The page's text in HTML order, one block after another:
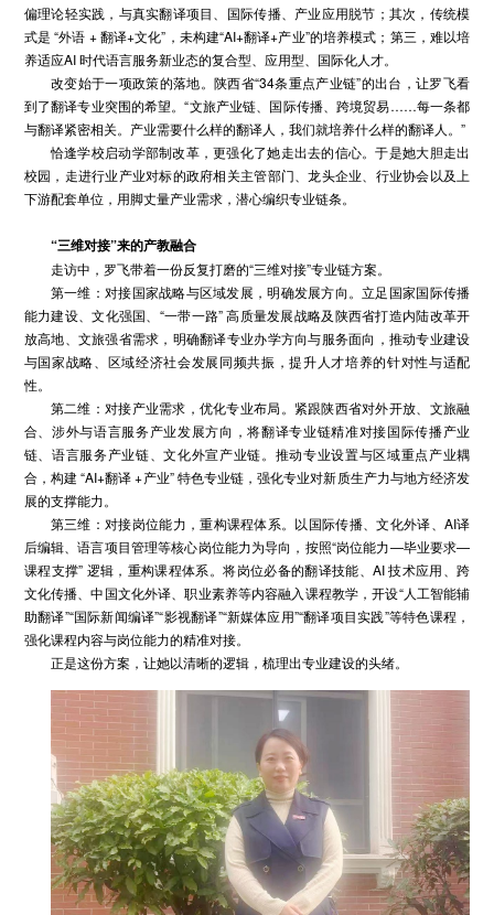
偏理论轻实践，与真实翻译项目、国际传播、产业应用脱节；其次，传统模
式是 “外语 + 翻译+文化”，未构建“AI+翻译+产业”的培养模式；第三，难以培
养适应AI 时代语言服务新业态的复合型、应用型、国际化人才。
改变始于一项政策的落地。陕西省“34条重点产业链”的出台，让罗飞看
到了翻译专业突围的希望。“文旅产业链、国际传播、跨境贸易……每一条都
与翻译紧密相关。产业需要什么样的翻译人，我们就培养什么样的翻译人。”
恰逢学校启动学部制改革，更强化了她走出去的信心。于是她大胆走出
校园，走进行业产业对标的政府相关主管部门、龙头企业、行业协会以及上
下游配套单位，用脚丈量产业需求，潜心编织专业链条。
“三维对接”来的产教融合
走访中，罗飞带着一份反复打磨的“三维对接”专业链方案。
第一维：对接国家战略与区域发展，明确发展方向。立足国家国际传播
能力建设、文化强国、“一带一路” 高质量发展战略及陕西省打造内陆改革开
放高地、文旅强省需求，明确翻译专业办学方向与服务面向，推动专业建设
与国家战略、区域经济社会发展同频共振，提升人才培养的针对性与适配
性。
第二维：对接产业需求，优化专业布局。紧跟陕西省对外开放、文旅融
合、涉外与语言服务产业发展方向，将翻译专业链精准对接国际传播产业
链、语言服务产业链、文化外宣产业链。推动专业设置与区域重点产业耦
合，构建 “AI+翻译 +产业” 特色专业链，强化专业对新质生产力与地方经济发
展的支撑能力。
第三维：对接岗位能力，重构课程体系。以国际传播、文化外译、AI译
后编辑、语言项目管理等核心岗位能力为导向，按照“岗位能力—毕业要求—
课程支撑” 逻辑，重构课程体系。将岗位必备的翻译技能、AI 技术应用、跨
文化传播、中国文化外译、职业素养等内容融入课程教学，开设“人工智能辅
助翻译”“国际新闻编译”“影视翻译”“新媒体应用”“翻译项目实践”等特色课程，
强化课程内容与岗位能力的精准对接。
正是这份方案，让她以清晰的逻辑，梳理出专业建设的头绪。